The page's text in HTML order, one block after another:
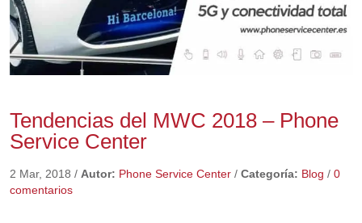
Tendencias del MWC 2018 – Phone
Service Center
2 Mar, 2018 / Autor: Phone Service Center/ Categoría: Blog / 0
comentarios